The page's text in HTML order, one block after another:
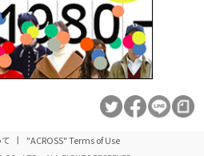
"ACROSS" Terms of Use